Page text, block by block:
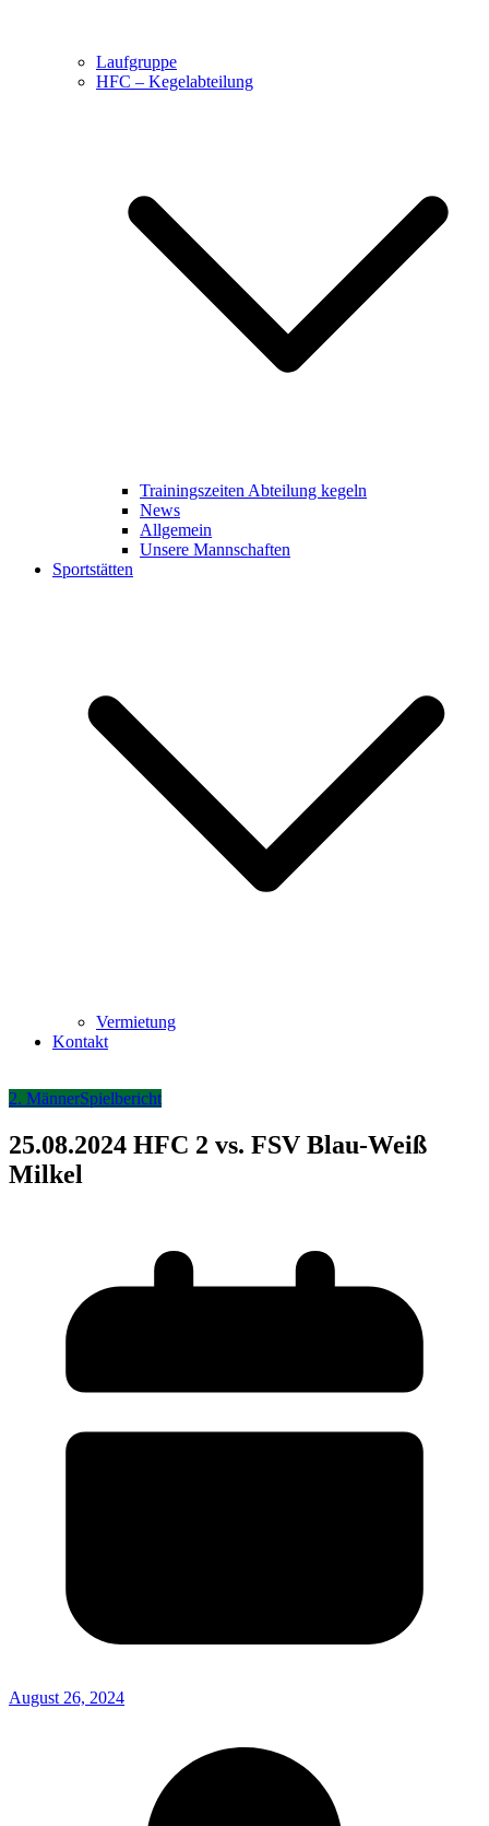
Laufgruppe
HFC – Kegelabteilung
Trainingszeiten Abteilung kegeln
News
Allgemein
Unsere Mannschaften
Sportstätten
Vermietung
Kontakt
2. MännerSpielbericht
25.08.2024 HFC 2 vs. FSV Blau-Weiß
Milkel
August 26, 2024